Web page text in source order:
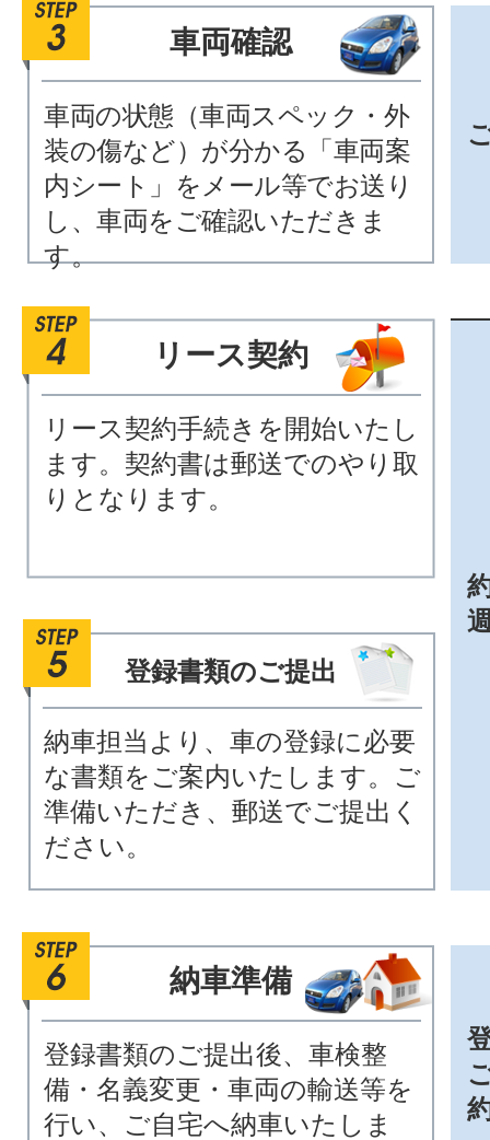
車両確認
車両の状態（車両スペック・外
装の傷など）が分かる「車両案
内シート」をメール等でお送り
し、車両をご確認いただきま
す。
リース契約
リース契約手続きを開始いたし
ます。契約書は郵送でのやり取
りとなります。
登録書類のご提出
納車担当より、車の登録に必要
な書類をご案内いたします。ご
準備いただき、郵送でご提出く
ださい。
納車準備
登録書類のご提出後、車検整
備・名義変更・車両の輸送等を
行い、ご自宅へ納車いたしま